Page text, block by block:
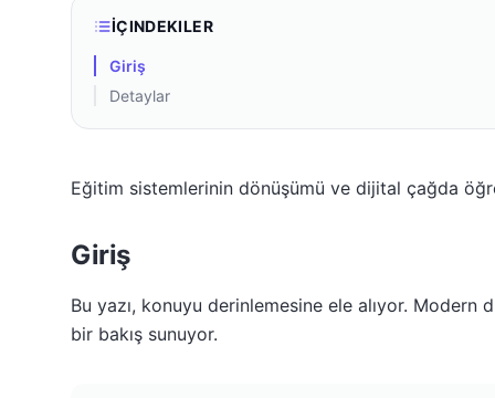
İÇINDEKILER
Giriş
Detaylar
Eğitim sistemlerinin dönüşümü ve dijital çağda
Giriş
Bu yazı, konuyu derinlemesine ele alıyor. Modern
bir bakış sunuyor.